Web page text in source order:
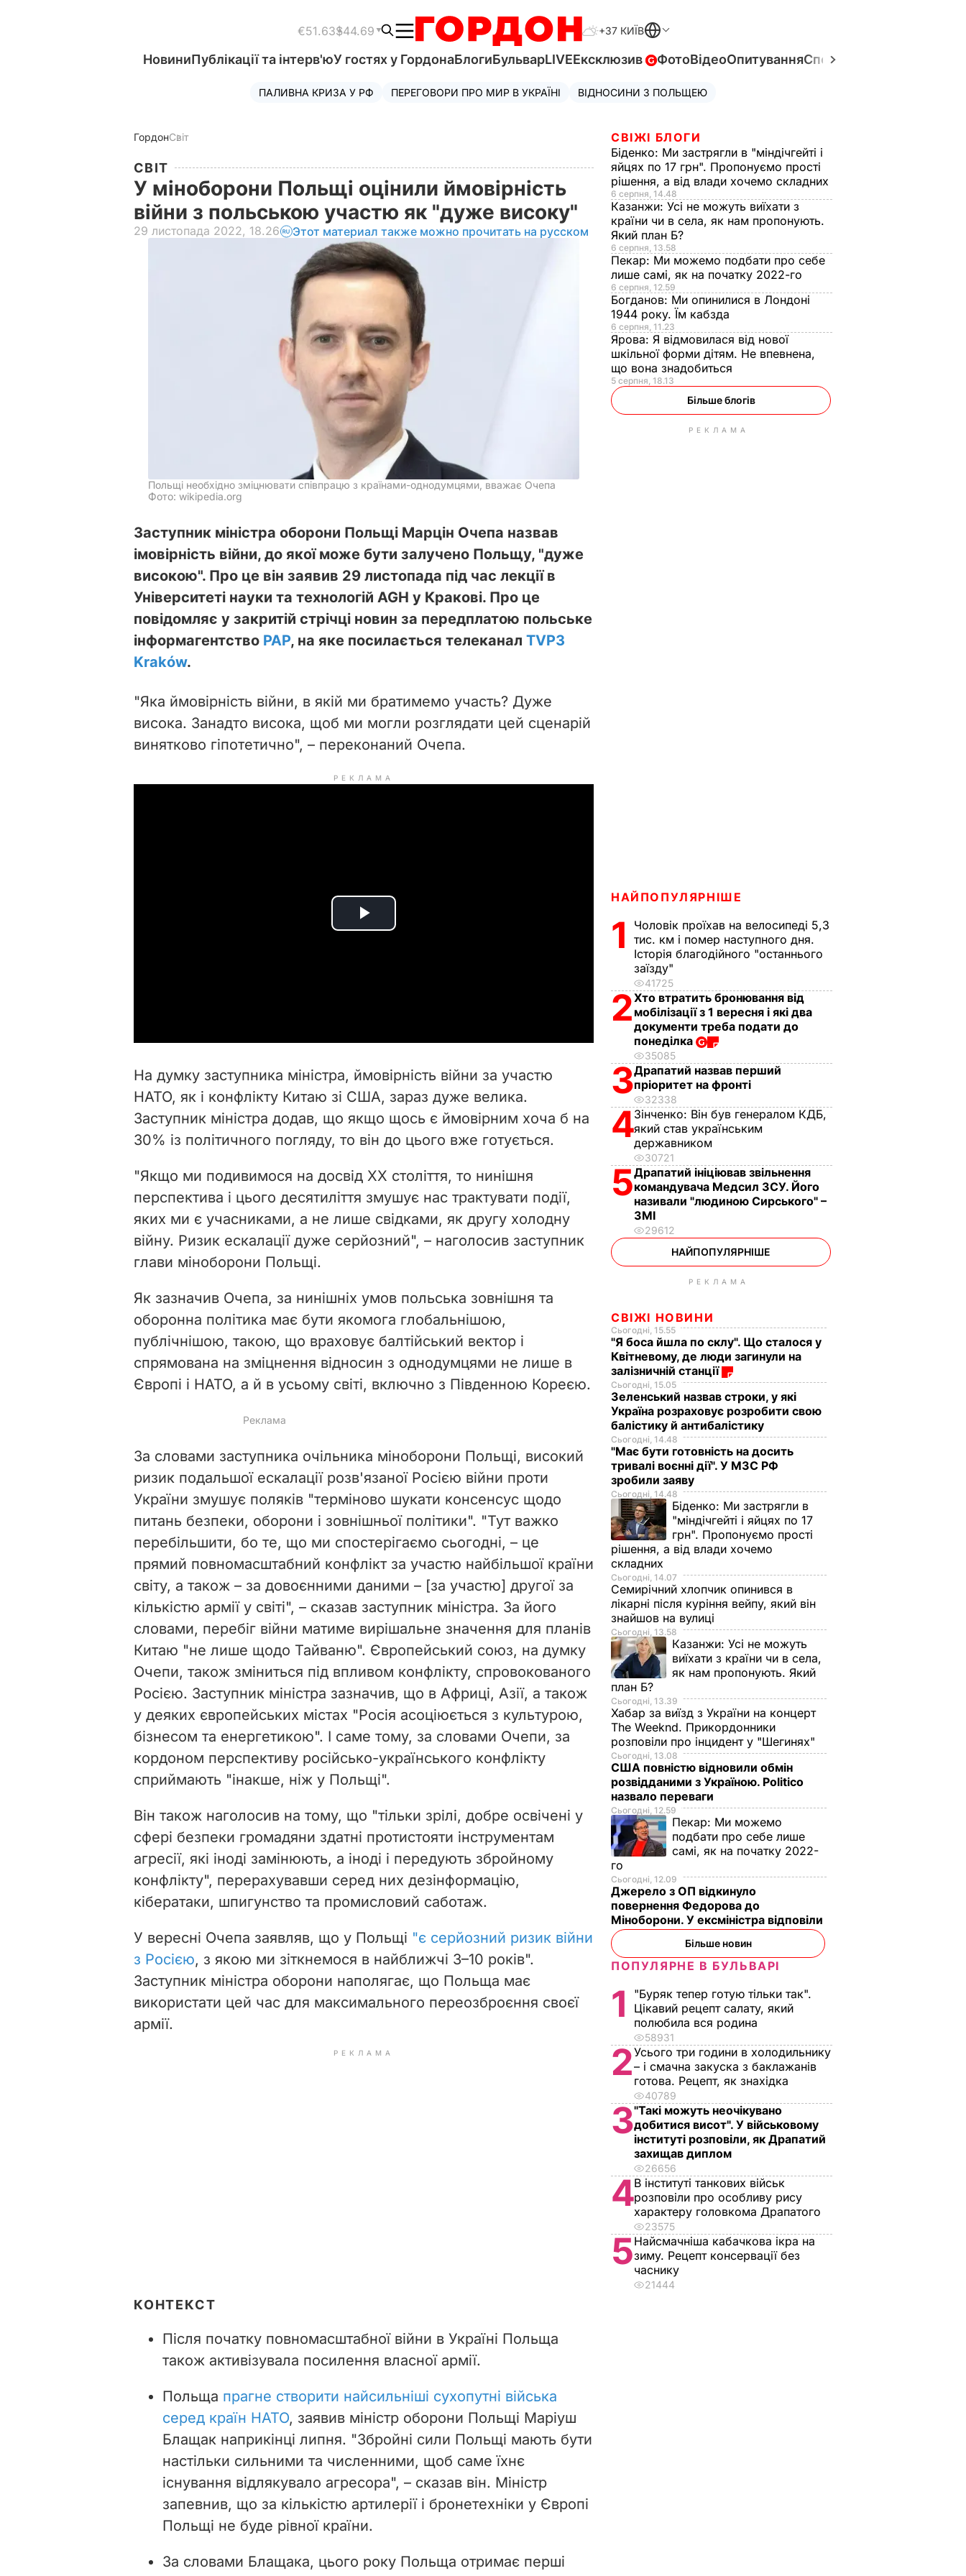
€51.63$44.69 +37 КИЇВ
НовиниПублікації та інтерв'юУ гостях у ГордонаБлогиБульварLIVEЕксклюзив ФотоВідеоОпитуванняСпецпроєкти
ПАЛИВНА КРИЗА У РФ ПЕРЕГОВОРИ ПРО МИР В УКРАЇНІ ВІДНОСИНИ З ПОЛЬЩЕЮ
ГордонСвіт
СВІТ
У міноборони Польщі оцінили ймовірність
війни з польською участю як "дуже високу"
29 листопада 2022, 18.26 Этот материал также можно прочитать на русском
Польщі необхідно зміцнювати співпрацю з країнами-однодумцями, вважає Очепа
Фото: wikipedia.org
Заступник міністра оборони Польщі Марцін Очепа назвав
імовірність війни, до якої може бути залучено Польщу, "дуже
високою". Про це він заявив 29 листопада під час лекції в
Університеті науки та технологій AGH у Кракові. Про це
повідомляє у закритій стрічці новин за передплатою польське
інформагентство PAP, на яке посилається телеканал TVP3
Kraków.
"Яка ймовірність війни, в якій ми братимемо участь? Дуже
висока. Занадто висока, щоб ми могли розглядати цей сценарій
винятково гіпотетично", – переконаний Очепа.
РЕКЛАМА
P
i
d
o
На думку заступника міністра, ймовірність війни за участю
НАТО, як і конфлікту Китаю зі США, зараз дуже велика.
Заступник міністра додав, що якщо щось є ймовірним хоча б на
30% із політичного погляду, то він до цього вже готується.
"Якщо ми подивимося на досвід ХХ століття, то нинішня
перспектива і цього десятиліття змушує нас трактувати події,
яких ми є учасниками, а не лише свідками, як другу холодну
війну. Ризик ескалації дуже серйозний", – наголосив заступник
глави міноборони Польщі.
Як зазначив Очепа, за нинішніх умов польська зовнішня та
оборонна політика має бути якомога глобальнішою,
публічнішою, такою, що враховує балтійський вектор і
спрямована на зміцнення відносин з однодумцями не лише в
Європі і НАТО, а й в усьому світі, включно з Південною Кореєю.
За словами заступника очільника міноборони Польщі, високий
ризик подальшої ескалації розв'язаної Росією війни проти
України змушує поляків "терміново шукати консенсус щодо
питань безпеки, оборони і зовнішньої політики". "Тут важко
перебільшити, бо те, що ми спостерігаємо сьогодні, – це
прямий повномасштабний конфлікт за участю найбільшої країни
світу, а також – за довоєнними даними – [за участю] другої за
кількістю армії у світі", – сказав заступник міністра. За його
словами, перебіг війни матиме вирішальне значення для планів
Китаю "не лише щодо Тайваню". Європейський союз, на думку
Очепи, також зміниться під впливом конфлікту, спровокованого
Росією. Заступник міністра зазначив, що в Африці, Азії, а також
у деяких європейських містах "Росія асоціюється з культурою,
бізнесом та енергетикою". І саме тому, за словами Очепи, за
кордоном перспективу російсько-українського конфлікту
сприймають "інакше, ніж у Польщі".
Він також наголосив на тому, що "тільки зрілі, добре освічені у
сфері безпеки громадяни здатні протистояти інструментам
агресії, які іноді замінюють, а іноді і передують збройному
конфлікту", перерахувавши серед них дезінформацію,
кібератаки, шпигунство та промисловий саботаж.
У вересні Очепа заявляв, що у Польщі "є серйозний ризик війни
з Росією, з якою ми зіткнемося в найближчі 3–10 років".
Заступник міністра оборони наполягає, що Польща має
використати цей час для максимального переозброєння своєї
армії.
РЕКЛАМА
КОНТЕКСТ
Після початку повномасштабної війни в Україні Польща
також активізувала посилення власної армії.
Польща прагне створити найсильніші сухопутні війська
серед країн НАТО, заявив міністр оборони Польщі Маріуш
Блащак наприкінці липня. "Збройні сили Польщі мають бути
настільки сильними та численними, щоб саме їхнє
існування відлякувало агресора", – сказав він. Міністр
запевнив, що за кількістю артилерії і бронетехніки у Європі
Польщі не буде рівної країни.
За словами Блащака, цього року Польща отримає перші
СВІЖІ БЛОГИ
Біденко: Ми застрягли в "міндічгейті і
яйцях по 17 грн". Пропонуємо прості
рішення, а від влади хочемо складних
6 серпня, 14.48
Казанжи: Усі не можуть виїхати з
країни чи в села, як нам пропонують.
Який план Б?
6 серпня, 13.58
Пекар: Ми можемо подбати про себе
лише самі, як на початку 2022-го
6 серпня, 12.59
Богданов: Ми опинилися в Лондоні
1944 року. Їм кабзда
6 серпня, 11.23
Ярова: Я відмовилася від нової
шкільної форми дітям. Не впевнена,
що вона знадобиться
5 серпня, 18.13
Більше блогів
РЕКЛАМА
НАЙПОПУЛЯРНІШЕ
1
Чоловік проїхав на велосипеді 5,3
тис. км і помер наступного дня.
Історія благодійного "останнього
заїзду"
41725
2Хто втратить бронювання від
мобілізації з 1 вересня і які два
документи треба подати до
понеділка
35085
3Драпатий назвав перший
пріоритет на фронті
32338
4Зінченко: Він був генералом КДБ,
який став українським
державником
30721
5Драпатий ініціював звільнення
командувача Медсил ЗСУ. Його
називали "людиною Сирського" –
ЗМІ
29612
НАЙПОПУЛЯРНІШЕ
РЕКЛАМА
СВІЖІ НОВИНИ
Сьогодні, 15.55
"Я боса йшла по склу". Що сталося у
Квітневому, де люди загинули на
залізничній станції
Сьогодні, 15.05
Зеленський назвав строки, у які
Україна розраховує розробити свою
балістику й антибалістику
Сьогодні, 14.48
"Має бути готовність на досить
тривалі воєнні дії". У МЗС РФ
зробили заяву
Сьогодні, 14.48
Біденко: Ми застрягли в
"міндічгейті і яйцях по 17
грн". Пропонуємо прості
рішення, а від влади хочемо
складних
Сьогодні, 14.07
Семирічний хлопчик опинився в
лікарні після куріння вейпу, який він
знайшов на вулиці
Сьогодні, 13.58
Казанжи: Усі не можуть
виїхати з країни чи в села,
як нам пропонують. Який
план Б?
Сьогодні, 13.39
Хабар за виїзд з України на концерт
The Weeknd. Прикордонники
розповіли про інцидент у "Шегинях"
Сьогодні, 13.08
США повністю відновили обмін
розвідданими з Україною. Politico
назвало переваги
Сьогодні, 12.59
Пекар: Ми можемо
подбати про себе лише
самі, як на початку 2022-
го
Сьогодні, 12.09
Джерело з ОП відкинуло
повернення Федорова до
Міноборони. У ексміністра відповіли
Більше новин
ПОПУЛЯРНЕ В БУЛЬВАРІ
1
"Буряк тепер готую тільки так".
Цікавий рецепт салату, який
полюбила вся родина
58931
2Усього три години в холодильнику
– і смачна закуска з баклажанів
готова. Рецепт, як знахідка
40789
3"Такі можуть неочікувано
добитися висот". У військовому
інституті розповіли, як Драпатий
захищав диплом
26656
4В інституті танкових військ
розповіли про особливу рису
характеру головкома Драпатого
23575
5Найсмачніша кабачкова ікра на
зиму. Рецепт консервації без
часнику
21444